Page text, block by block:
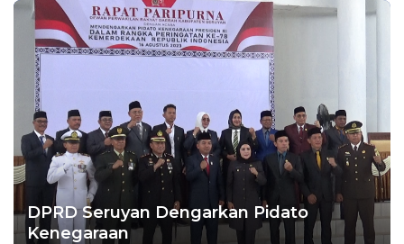
DPRD Seruyan Dengarkan Pidato
Kenegaraan